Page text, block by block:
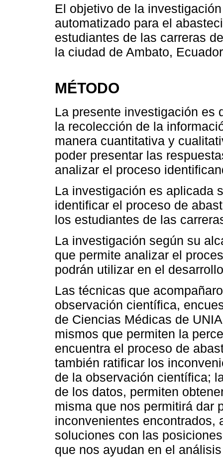
El objetivo de la
automatizado para el
estudiantes de las carreras
la ciudad de Ambato,
MÉTODO
La presente investigación es
la recolección de la
manera cuantitativa y
poder presentar las
analizar el proceso
La investigación es aplicada
identificar el proceso de
los estudiantes de las
La investigación según su
que permite analizar el
podrán utilizar en el
Las técnicas que
observación científica,
de Ciencias Médicas de
mismos que permiten la
encuentra el proceso de
también ratificar los
de la observación científica;
de los datos, permiten
misma que nos permitirá dar
inconvenientes encontrados,
soluciones con las
que nos ayudan en el